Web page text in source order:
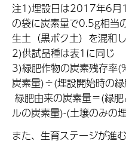
注1)埋設日は2017年6月
の袋に炭素量で0.5g相当
生土（黒ボク土）を混和
2)供試品種は表1に同じ
3)緑肥作物の炭素残存率
炭素量)÷(埋設開始時の
緑肥由来の炭素量＝(緑
ルの炭素量)-(土壌のみの
また、生育ステージが進